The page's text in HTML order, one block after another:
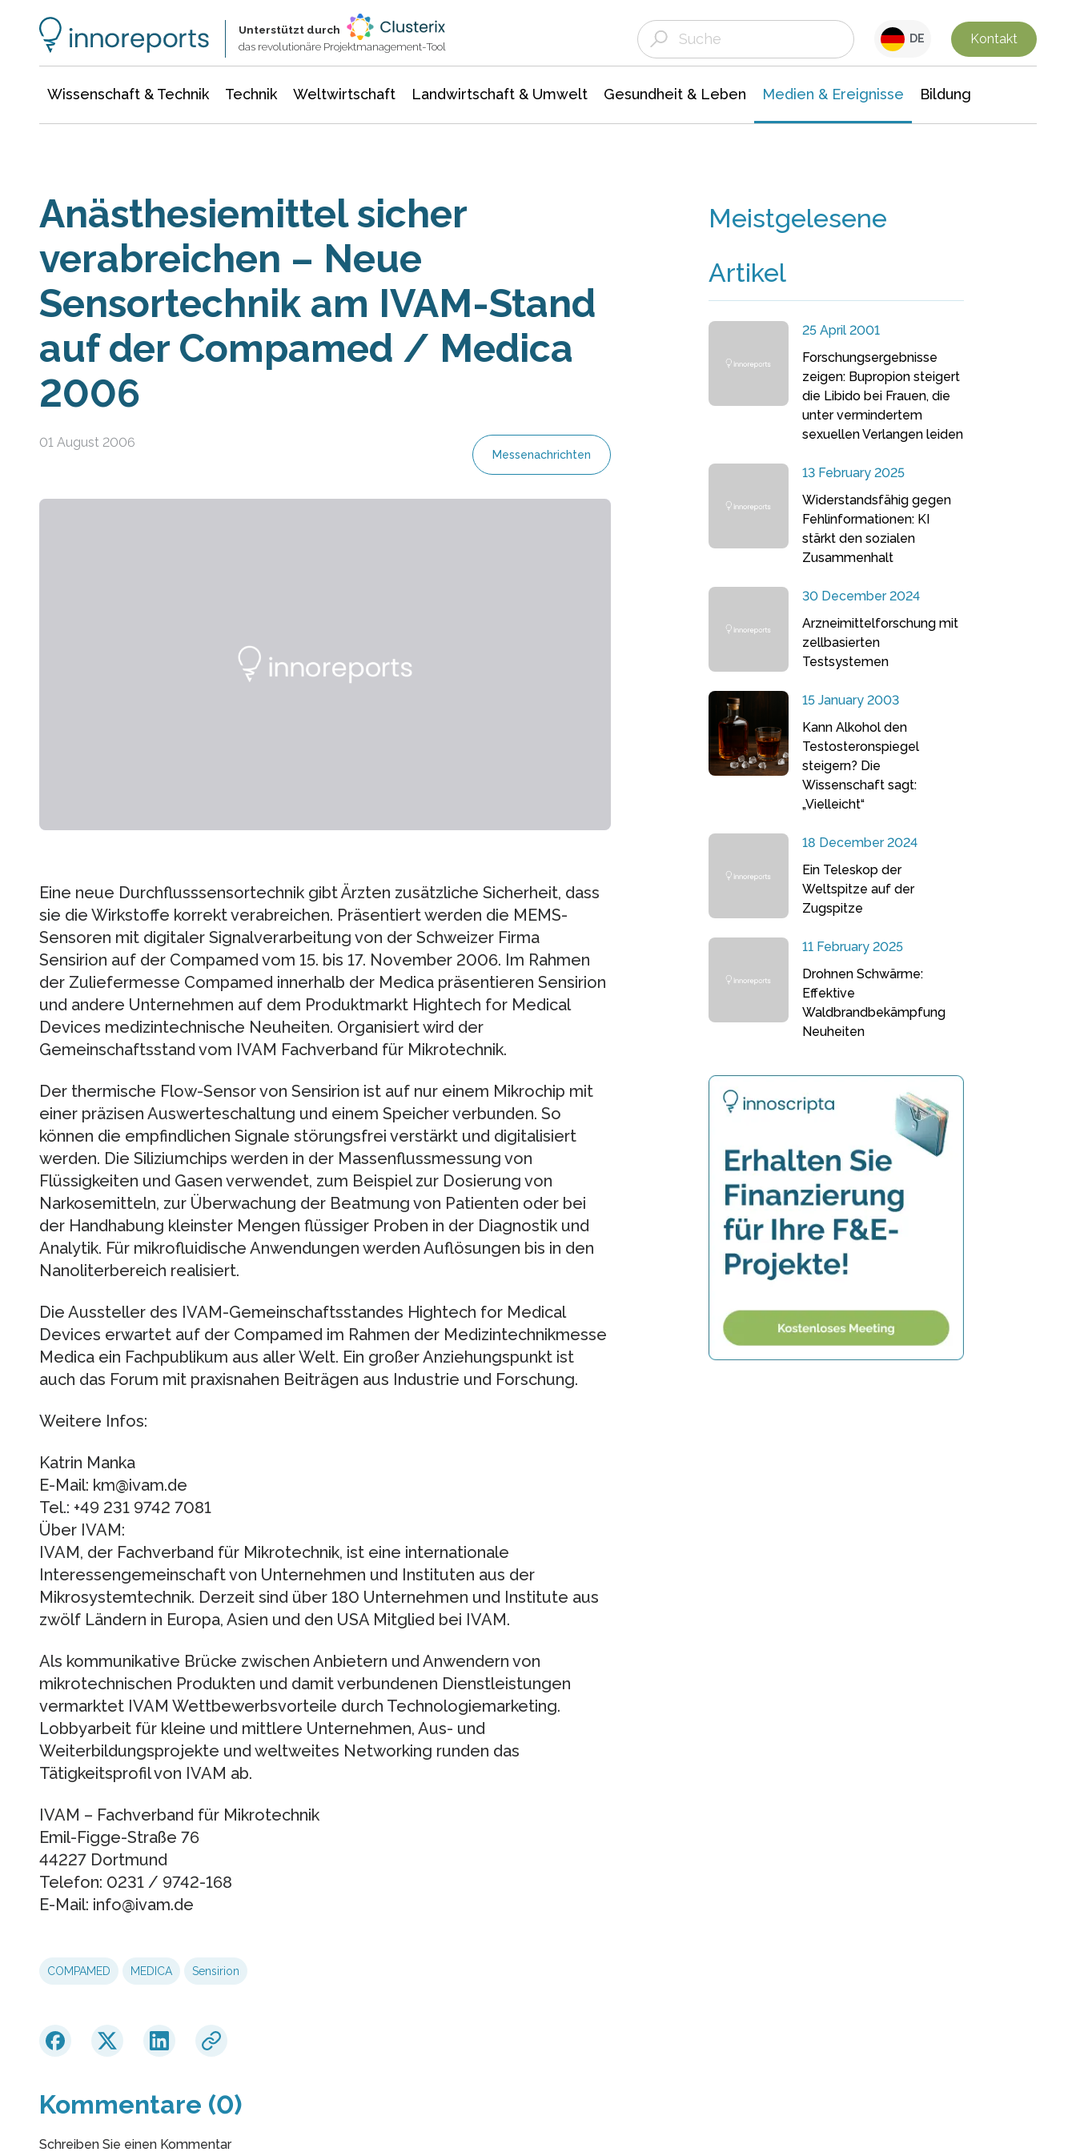
Unterstützt durch
das revolutionäre Projektmanagement-Tool
DE Kontakt
Wissenschaft & Technik Technik Weltwirtschaft Landwirtschaft & Umwelt Gesundheit & Leben Medien & Ereignisse Bildung
Anästhesiemittel sicher
verabreichen – Neue
Sensortechnik am IVAM-Stand
auf der Compamed / Medica
2006
01 August 2006
Messenachrichten
Eine neue Durchflusssensortechnik gibt Ärzten zusätzliche Sicherheit, dass
sie die Wirkstoffe korrekt verabreichen. Präsentiert werden die MEMS-
Sensoren mit digitaler Signalverarbeitung von der Schweizer Firma
Sensirion auf der Compamed vom 15. bis 17. November 2006. Im Rahmen
der Zuliefermesse Compamed innerhalb der Medica präsentieren Sensirion
und andere Unternehmen auf dem Produktmarkt Hightech for Medical
Devices medizintechnische Neuheiten. Organisiert wird der
Gemeinschaftsstand vom IVAM Fachverband für Mikrotechnik.
Der thermische Flow-Sensor von Sensirion ist auf nur einem Mikrochip mit
einer präzisen Auswerteschaltung und einem Speicher verbunden. So
können die empfindlichen Signale störungsfrei verstärkt und digitalisiert
werden. Die Siliziumchips werden in der Massenflussmessung von
Flüssigkeiten und Gasen verwendet, zum Beispiel zur Dosierung von
Narkosemitteln, zur Überwachung der Beatmung von Patienten oder bei
der Handhabung kleinster Mengen flüssiger Proben in der Diagnostik und
Analytik. Für mikrofluidische Anwendungen werden Auflösungen bis in den
Nanoliterbereich realisiert.
Die Aussteller des IVAM-Gemeinschaftsstandes Hightech for Medical
Devices erwartet auf der Compamed im Rahmen der Medizintechnikmesse
Medica ein Fachpublikum aus aller Welt. Ein großer Anziehungspunkt ist
auch das Forum mit praxisnahen Beiträgen aus Industrie und Forschung.
Weitere Infos:
Katrin Manka
E-Mail: km@ivam.de
Tel.: +49 231 9742 7081
Über IVAM:
IVAM, der Fachverband für Mikrotechnik, ist eine internationale
Interessengemeinschaft von Unternehmen und Instituten aus der
Mikrosystemtechnik. Derzeit sind über 180 Unternehmen und Institute aus
zwölf Ländern in Europa, Asien und den USA Mitglied bei IVAM.
Als kommunikative Brücke zwischen Anbietern und Anwendern von
mikrotechnischen Produkten und damit verbundenen Dienstleistungen
vermarktet IVAM Wettbewerbsvorteile durch Technologiemarketing.
Lobbyarbeit für kleine und mittlere Unternehmen, Aus- und
Weiterbildungsprojekte und weltweites Networking runden das
Tätigkeitsprofil von IVAM ab.
IVAM – Fachverband für Mikrotechnik
Emil-Figge-Straße 76
44227 Dortmund
Telefon: 0231 / 9742-168
E-Mail: info@ivam.de
COMPAMED MEDICA Sensirion
Kommentare (0)
Schreiben Sie einen Kommentar
Meistgelesene
Artikel
25 April 2001
Forschungsergebnisse
zeigen: Bupropion steigert
die Libido bei Frauen, die
unter vermindertem
sexuellen Verlangen leiden
13 February 2025
Widerstandsfähig gegen
Fehlinformationen: KI
stärkt den sozialen
Zusammenhalt
30 December 2024
Arzneimittelforschung mit
zellbasierten
Testsystemen
15 January 2003
Kann Alkohol den
Testosteronspiegel
steigern? Die
Wissenschaft sagt:
„Vielleicht“
18 December 2024
Ein Teleskop der
Weltspitze auf der
Zugspitze
11 February 2025
Drohnen Schwärme:
Effektive
Waldbrandbekämpfung
Neuheiten